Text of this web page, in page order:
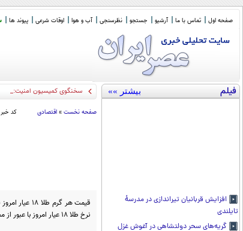
صفحه اول تماس با ما آرشیو جستجو نظرسنجی آب و هوا اوقات شرعی پیوند ها
فیلم بیشتر »»
افزایش قربانیان تیراندازی در مدرسۀ
تایلندی
گریه‌های سحر دولتشاهی در آغوش غزل
سخنگوی کمیسیون امنیت:
صفحه نخست » اقتصادی کد خبر
نرخ طلا 18 عیار امروز با عبور از محدوده 16 میلیون به گرمی 16 میلیون و 412 هزار تومان رسید.